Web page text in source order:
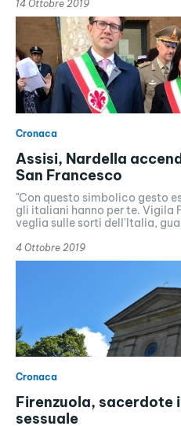
14 Ottobre 2019
Cronaca
Assisi, Nardella
San Francesco
"Con questo simbolico gesto
gli italiani hanno per te. Vigila
veglia sulle sorti dell'Italia,
4 Ottobre 2019
Cronaca
Firenzuola, sacerdote
sessuale